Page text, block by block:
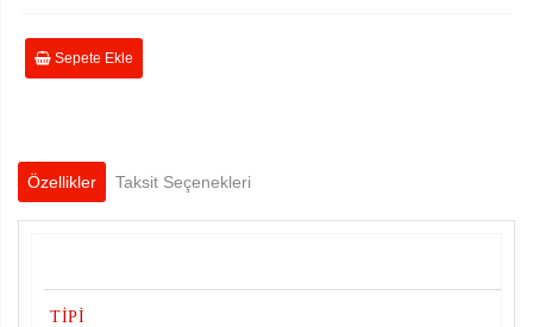
Sepete Ekle
Özellikler Taksit Seçenekleri
TİPİ